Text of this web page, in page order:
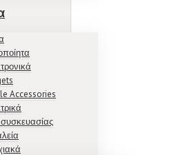
Accessories
συσκευασίας